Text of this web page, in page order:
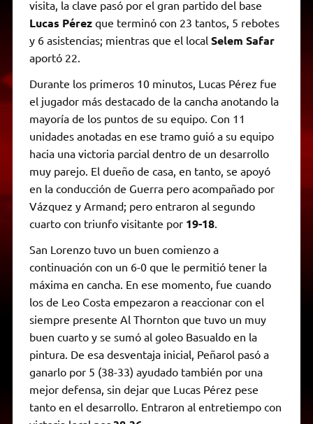
visita, la clave pasó por el gran partido del base
Lucas Pérezque terminó con 23 tantos, 5 rebotes
y 6 asistencias; mientras que el local Selem Safar
aportó 22.
Durante los primeros 10 minutos, Lucas Pérez fue
el jugador más destacado de la cancha anotando la
mayoría de los puntos de su equipo. Con 11
unidades anotadas en ese tramo guió a su equipo
hacia una victoria parcial dentro de un desarrollo
muy parejo. El dueño de casa, en tanto, se apoyó
en la conducción de Guerra pero acompañado por
Vázquez y Armand; pero entraron al segundo
cuarto con triunfo visitante por 19-18.
San Lorenzo tuvo un buen comienzo a
continuación con un 6-0 que le permitió tener la
máxima en cancha. En ese momento, fue cuando
los de Leo Costa empezaron a reaccionar con el
siempre presente Al Thornton que tuvo un muy
buen cuarto y se sumó al goleo Basualdo en la
pintura. De esa desventaja inicial, Peñarol pasó a
ganarlo por 5 (38-33) ayudado también por una
mejor defensa, sin dejar que Lucas Pérez pese
tanto en el desarrollo. Entraron al entretiempo con